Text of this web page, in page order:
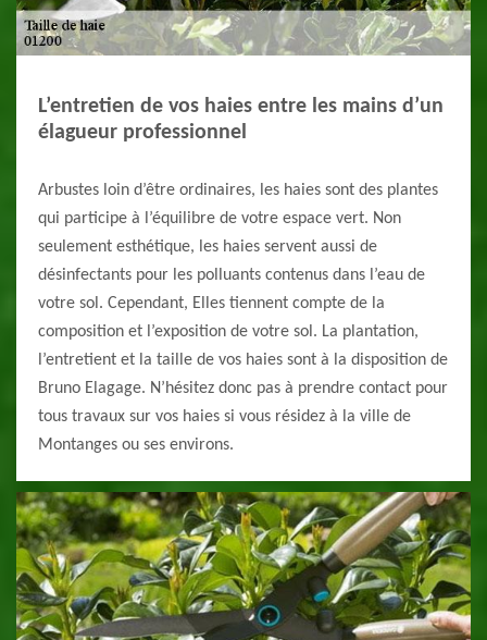
L’entretien de vos haies entre les mains d’un
élagueur professionnel
Arbustes loin d’être ordinaires, les haies sont des plantes
qui participe à l’équilibre de votre espace vert. Non
seulement esthétique, les haies servent aussi de
désinfectants pour les polluants contenus dans l’eau de
votre sol. Cependant, Elles tiennent compte de la
composition et l’exposition de votre sol. La plantation,
l’entretient et la taille de vos haies sont à la disposition de
Bruno Elagage. N’hésitez donc pas à prendre contact pour
tous travaux sur vos haies si vous résidez à la ville de
Montanges ou ses environs.